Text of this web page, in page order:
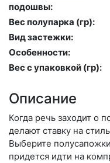
подошвы:
Вес полупарка (гр):
Вид застежки:
Особенности:
Вес с упаковкой (гр):
Описание
Когда речь заходит о
делают ставку на
Выберите
придется идти на